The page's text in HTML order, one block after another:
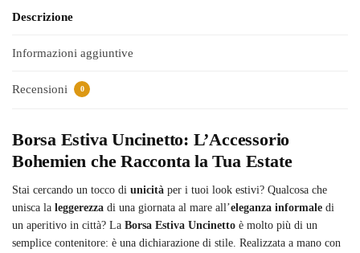
Descrizione
Informazioni aggiuntive
Recensioni 0
Borsa Estiva Uncinetto: L’Accessorio
Bohemien che Racconta la Tua Estate
Stai cercando un tocco di unicità per i tuoi look estivi? Qualcosa che
unisca la leggerezza di una giornata al mare all’eleganza informale di
un aperitivo in città? La Borsa Estiva Uncinetto è molto più di un
semplice contenitore: è una dichiarazione di stile. Realizzata a mano con